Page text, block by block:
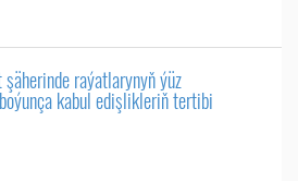
raýatlarynyň ýüz
kabul edişlikleriň tertibi